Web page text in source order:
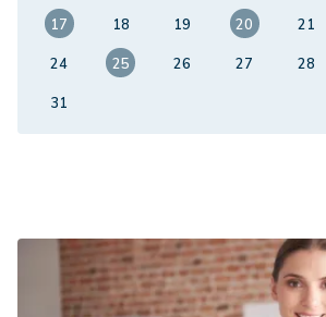
17
18 19 20 21
24
25 26 27 28
31